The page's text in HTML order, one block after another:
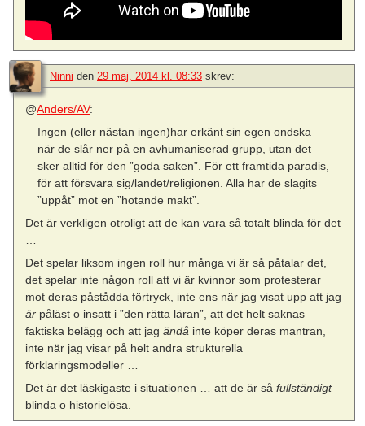
Ninni den 29 maj, 2014 kl. 08:33 skrev:
@Anders/AV:
Ingen (eller nästan ingen)har erkänt sin egen ondska
när de slår ner på en avhumaniserad grupp, utan det
sker alltid för den ”goda saken”. För ett framtida paradis,
för att försvara sig/landet/religionen. Alla har de slagits
”uppåt” mot en ”hotande makt”.
Det är verkligen otroligt att de kan vara så totalt blinda för det
Det spelar liksom ingen roll hur många vi är så påtalar det,
det spelar inte någon roll att vi är kvinnor som protesterar
mot deras påstådda förtryck, inte ens när jag visat upp att jag
är påläst o insatt i ”den rätta läran”, att det helt saknas
faktiska belägg och att jagändå inte köper deras mantran,
inte när jag visar på helt andra strukturella
förklaringsmodeller …
Det är det läskigaste i situationen … att de är såfullständigt
blinda o historielösa.